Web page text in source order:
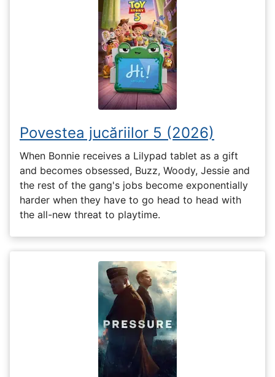
Povestea jucăriilor 5 (2026)
When Bonnie receives a Lilypad tablet as a gift
and becomes obsessed, Buzz, Woody, Jessie and
the rest of the gang's jobs become exponentially
harder when they have to go head to head with
the all-new threat to playtime.